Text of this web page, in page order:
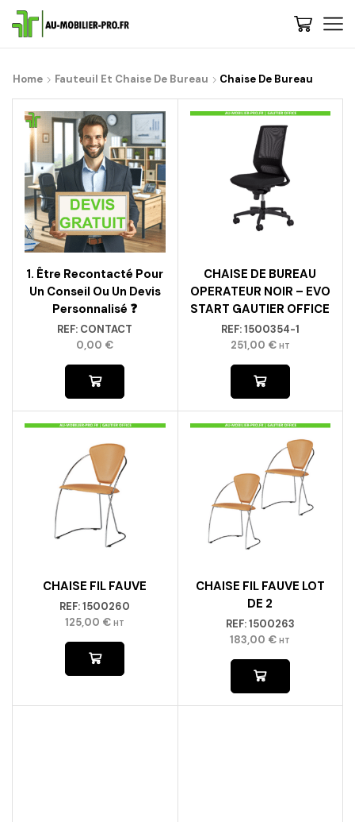
Home Fauteuil Et Chaise De Bureau Chaise De Bureau
1. Être Recontacté Pour
Un Conseil Ou Un Devis
Personnalisé ❓
REF: CONTACT
0,00 €
CHAISE DE BUREAU
OPERATEUR NOIR – EVO
START GAUTIER OFFICE
REF:1500354-1
251,00 € HT
CHAISE FIL FAUVE
REF:1500260
125,00 € HT
CHAISE FIL FAUVE LOT
DE 2
REF:1500263
183,00 € HT